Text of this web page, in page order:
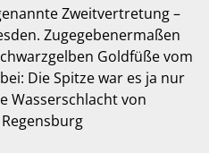
Zweitvertretung –
Zugegebenermaßen
Goldfüße vom
Die Spitze war es ja nur
Wasserschlacht von